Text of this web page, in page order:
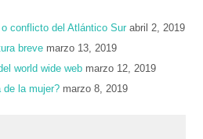
o conflicto del Atlántico Sur abril 2, 2019
breve marzo 13, 2019
world wide web marzo 12, 2019
de la mujer? marzo 8, 2019